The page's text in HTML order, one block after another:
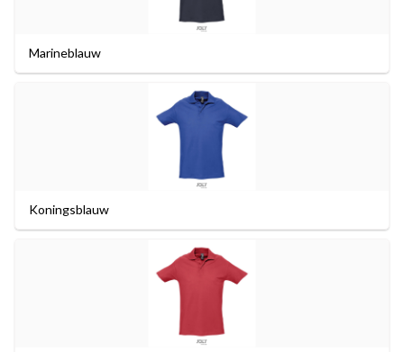
Marineblauw
Koningsblauw